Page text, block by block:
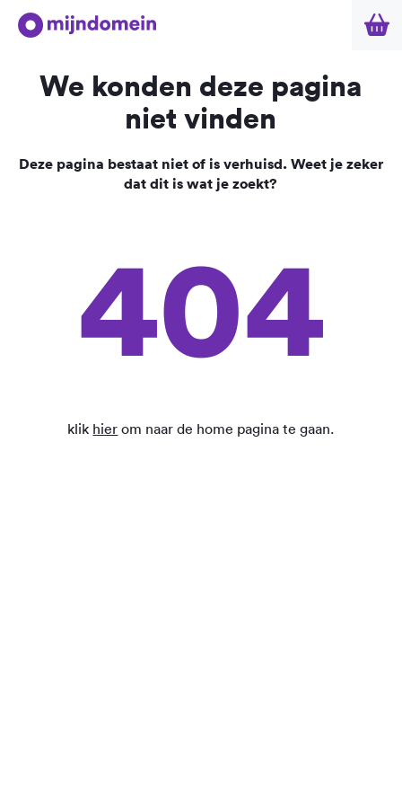
We konden deze pagina
niet vinden
Deze pagina bestaat niet of is verhuisd. Weet je zeker
dat dit is wat je zoekt?
404
klik hier om naar de home pagina te gaan.